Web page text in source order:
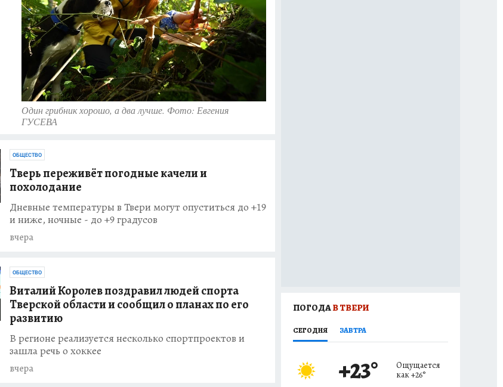
Один грибник хорошо, а два лучше. Фото: Евгения
ГУСЕВА
ОБЩЕСТВО
Тверь переживёт погодные качели и
похолодание
Дневные температуры в Твери могут опуститься до +19
и ниже, ночные - до +9 градусов
вчера
ОБЩЕСТВО
Виталий Королев поздравил людей спорта
Тверской области и сообщил о планах по его
развитию
В регионе реализуется несколько спортпроектов и
зашла речь о хоккее
вчера
о
способ
ПОГОДАВ ТВЕРИ
СЕГОДНЯ ЗАВТРА
+23°
Ощущается
как+26°